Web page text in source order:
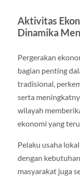
Aktivitas
Dinamika
Pergerakan
bagian penting
tradisional,
serta
wilayah
ekonomi yang
Pelaku usaha
dengan
masyarakat juga